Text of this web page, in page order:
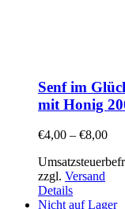
Senf im
mit Honig
€4,00 – €8,00
zzgl. Versand
Details
Nicht auf Lager